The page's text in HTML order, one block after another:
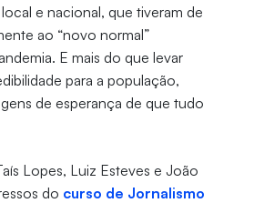
e nacional, que tiveram de
ao “novo normal”
E mais do que levar
para a população,
de esperança de que tudo
Lopes, Luiz Esteves e João
do curso de Jornalismo